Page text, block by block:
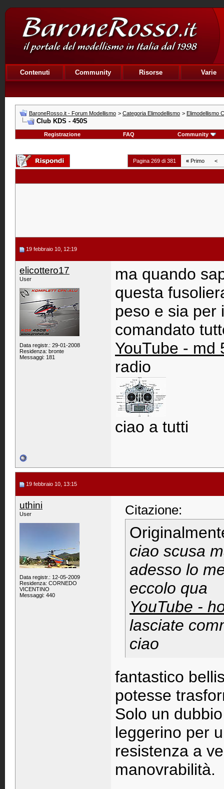
Contenuti Community Risorse Varie
BaroneRosso.it - Forum Modellismo > Categoria Elimodellismo > Elimodellismo
Club KDS - 450S
Registrazione FAQ Community
Pagina 269 di 381 « Primo <
19 febbraio 10, 12:19
elicottero17
User
Data registr.: 29-01-2008
Residenza: bronte
Messaggi: 181
ma quando
questa
peso e sia per
comandato
YouTube - md
radio
ciao a tutti
19 febbraio 10, 13:15
uthini
User
Data registr.: 12-05-2009
Residenza: CORNEDO
VICENTINO
Messaggi: 440
Citazione:
ciao scusa
adesso lo
eccolo qua
YouTube -
lasciate
ciao
fantastico
potesse
Solo un
leggerino per
resistenza a
manovrabilità.